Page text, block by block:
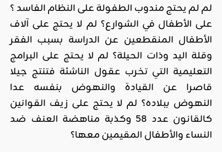
لم لم يحتج مندوب الطفولة على النظام الفاسد ؟
على الأطفال في الشوارع؟ لم لا يحتج على آلاف
الأطفال المنقطعين عن الدراسة بسبب الفقر
وقلة اليد وذات الحيلة؟ لم لا يحتج على البرامج
التعليمية التي تخرب عقول الناشئة فتنتج جيلا
قاصرا عن القيادة والنهوض بنفسه عدا
النهوض ببلاده؟ لم لا يحتج على زيف القوانين
كالقانون عدد 58 وكذبة مناهضة العنف ضد
النساء والأطفال المقيمين معها؟